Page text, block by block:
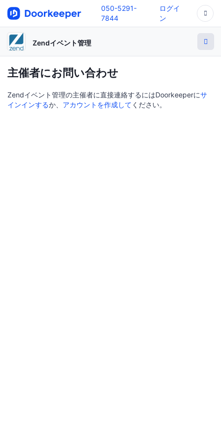
050-5291-
7844
ログイ
ン
Zendイベント管理
主催者にお問い合わせ
Zendイベント管理の主催者に直接連絡するにはDoorkeeperにサ
インインするか、 アカウントを作成して ください。